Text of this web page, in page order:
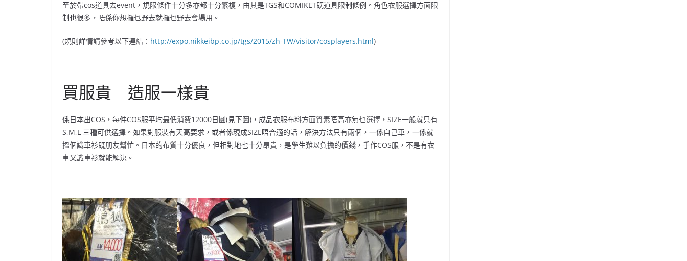
至於帶cos道具去event，規限條件十分多亦都十分繁複，由其是TGS和COMIKET既道具限制條例。角色衣服選擇方面限
制也很多，唔係你想攞乜野去就攞乜野去會場用。
(規則詳情請參考以下連結： http://expo.nikkeibp.co.jp/tgs/2015/zh-TW/visitor/cosplayers.html)
買服貴 造服一樣貴
係日本出COS，每件COS服平均最低消費12000日圓(見下圖)，成品衣服布料方面質素唔高亦無乜選擇，SIZE一般就只有
S,M,L 三種可供選擇。如果對服裝有天高要求，或者係現成SIZE唔合適的話，解決方法只有兩個，一係自己車，一係就
搵個識車衫既朋友幫忙。日本的布質十分優良，但相對地也十分昂貴，是學生難以負擔的價錢，手作COS服，不是有衣
車又識車衫就能解決。